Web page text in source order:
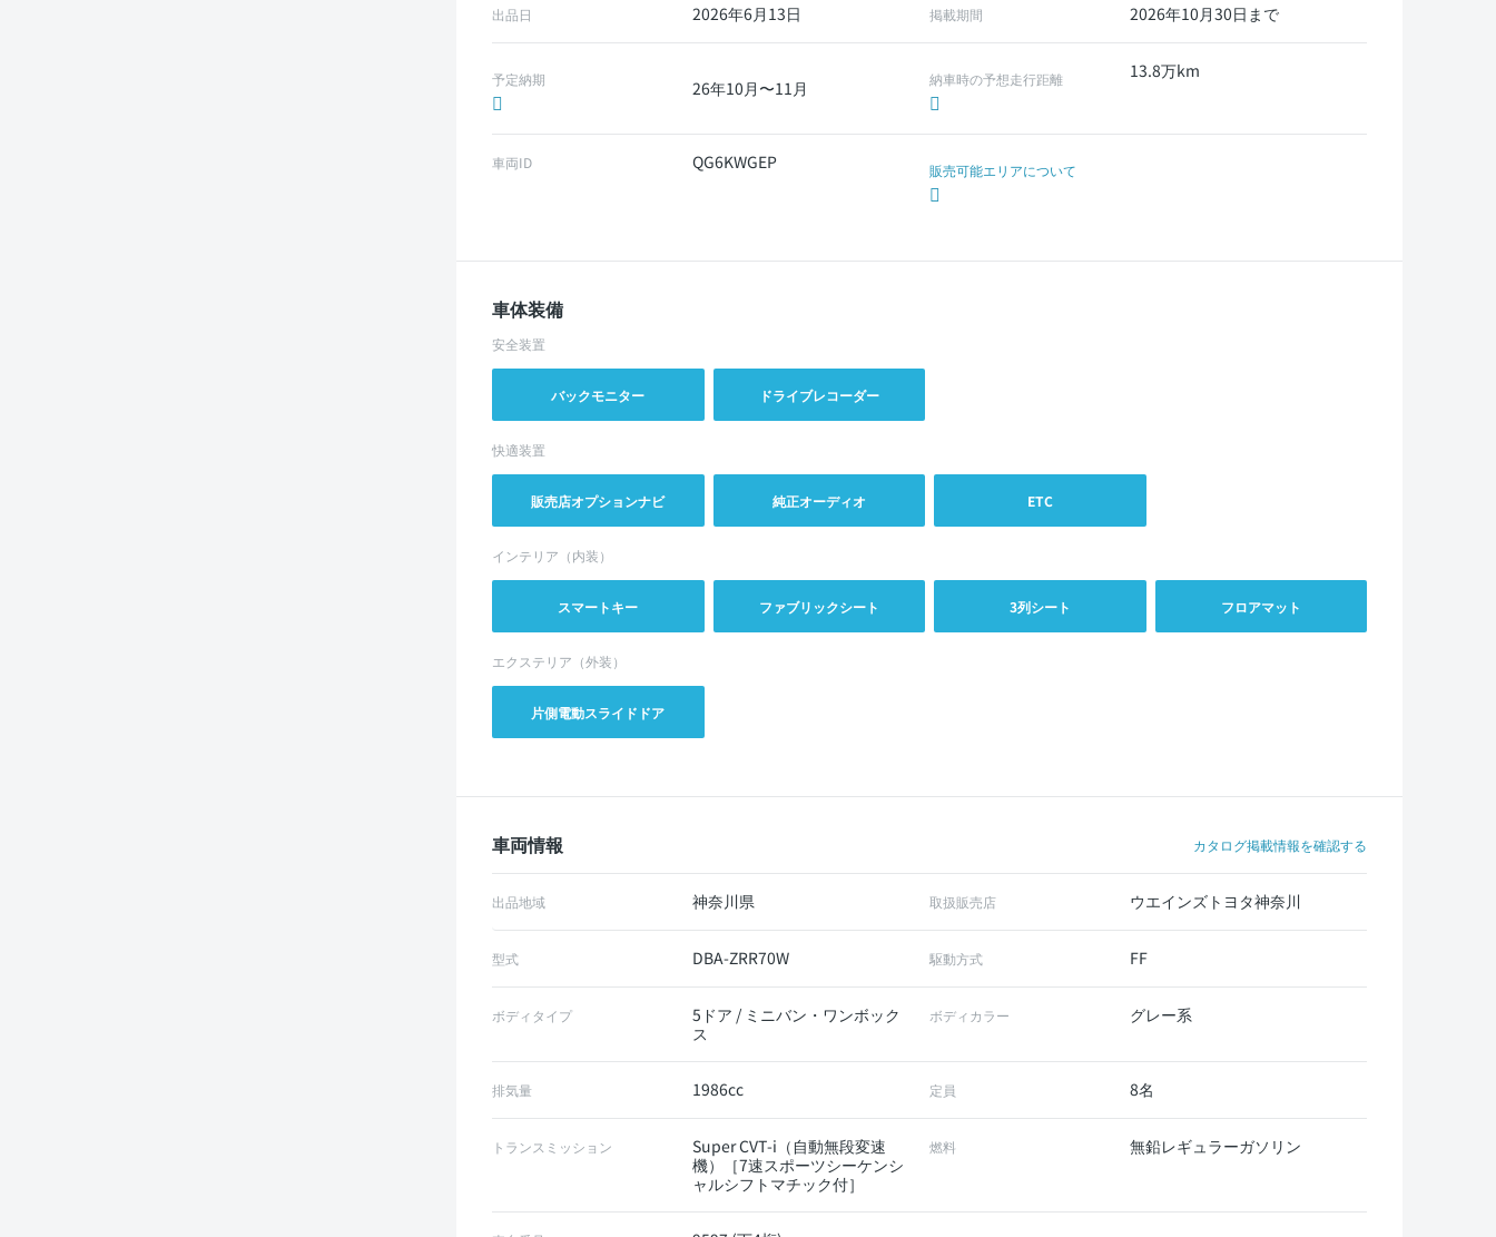
出品日 2026年6月13日 掲載期間 2026年10月30日まで
予定納期 26年10月〜11月 納車時の予想走行距離 13.8万km
車両ID QG6KWGEP 販売可能エリアについて
車体装備
安全装置
バックモニター ドライブレコーダー
快適装置
販売店オプションナビ 純正オーディオ ETC
インテリア（内装）
スマートキー ファブリックシート 3列シート フロアマット
エクステリア（外装）
片側電動スライドドア
車両情報 カタログ掲載情報を確認する
出品地域 神奈川県 取扱販売店 ウエインズトヨタ神奈川
型式 DBA-ZRR70W 駆動方式 FF
ボディタイプ
5ドア / ミニバン・ワンボック
ス
ボディカラー グレー系
排気量 1986cc 定員 8名
トランスミッション
Super CVT-i（自動無段変速
機）［7速スポーツシーケンシ
ャルシフトマチック付］
燃料 無鉛レギュラーガソリン